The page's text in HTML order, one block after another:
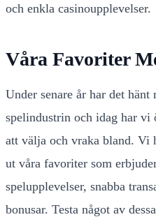
och enkla casinoupplevelser.
Våra Favoriter
Under senare år har det hänt
spelindustrin och idag har vi
att välja och vraka bland. Vi
ut våra favoriter som
spelupplevelser, snabba
bonusar. Testa något av